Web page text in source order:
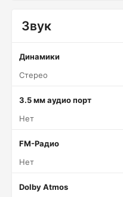
Звук
Динамики
Стерео
3.5 мм аудио порт
Нет
FM-Радио
Нет
Dolby Atmos